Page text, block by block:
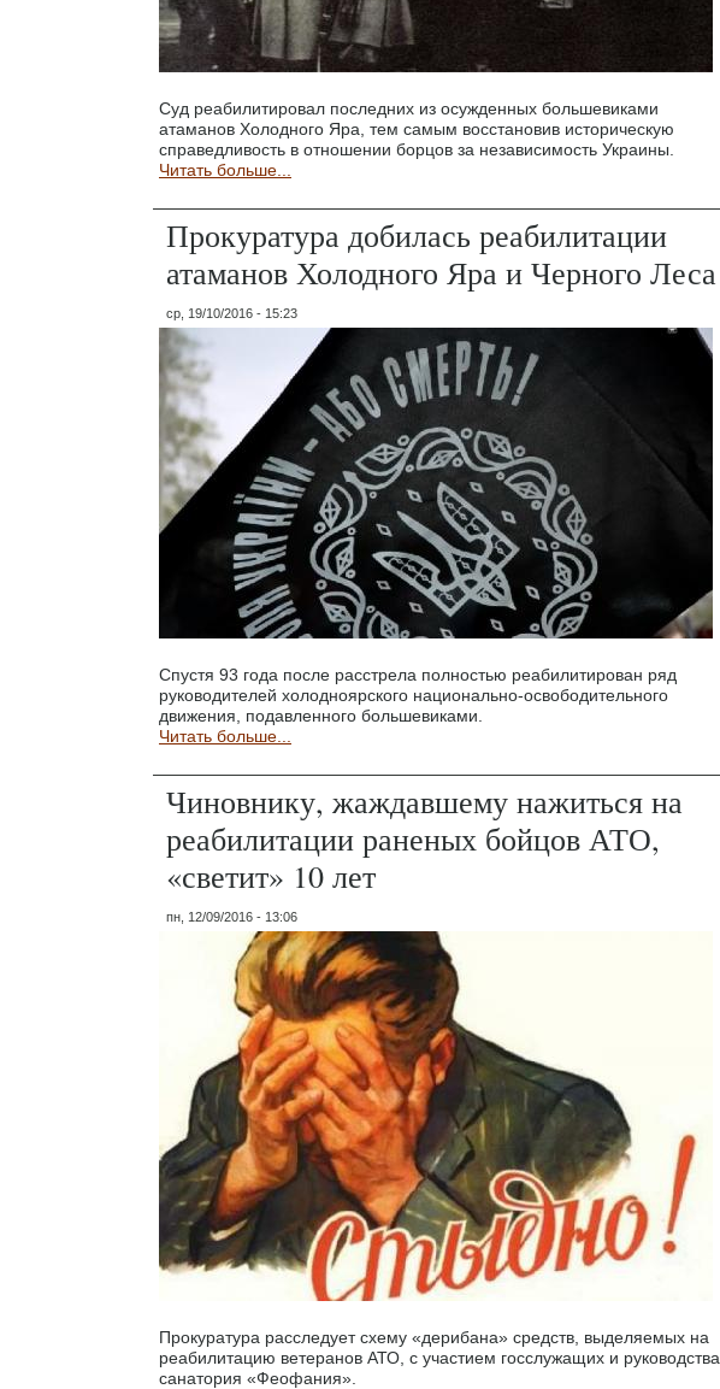
Суд реабилитировал последних из осужденных большевиками
атаманов Холодного Яра, тем самым восстановив историческую
справедливость в отношении борцов за независимость Украины.
Читать больше...
Прокуратура добилась реабилитации
атаманов Холодного Яра и Черного Леса
ср, 19/10/2016 - 15:23
Спустя 93 года после расстрела полностью реабилитирован ряд
руководителей холодноярского национально-освободительного
движения, подавленного большевиками.
Читать больше...
Чиновнику, жаждавшему нажиться на
реабилитации раненых бойцов АТО,
«светит» 10 лет
пн, 12/09/2016 - 13:06
Прокуратура расследует схему «дерибана» средств, выделяемых на
реабилитацию ветеранов АТО, с участием госслужащих и руководства
санатория «Феофания».